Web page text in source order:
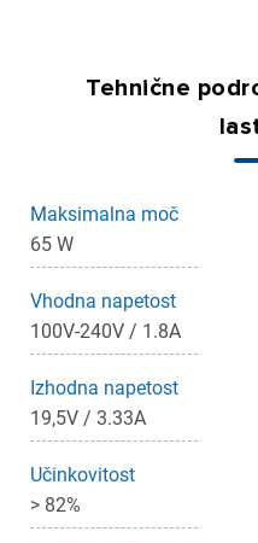
Tehnične
Maksimalna moč
65 W
Vhodna napetost
100V-240V / 1.8A
Izhodna napetost
19,5V / 3.33A
Učinkovitost
> 82%
Prijava
Za dodajanje na seznam